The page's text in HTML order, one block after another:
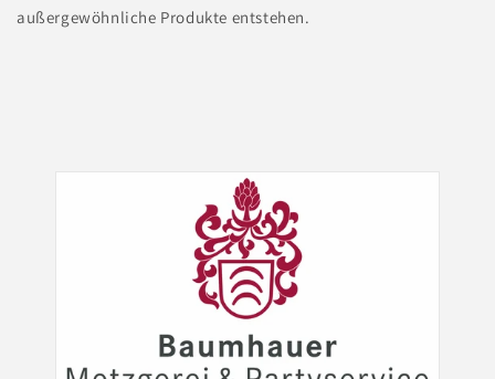
außergewöhnliche Produkte entstehen.